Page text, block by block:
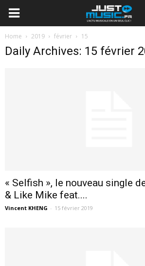
Home 2019 février 15
Daily Archives: 15 février
« Selfish », le nouveau single
& Like Mike feat....
Vincent KHENG - 15 février 2019